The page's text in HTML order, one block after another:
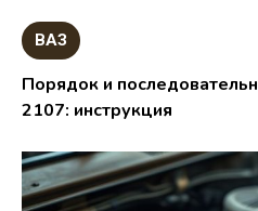
ВАЗ
Порядок и
2107: инструкция